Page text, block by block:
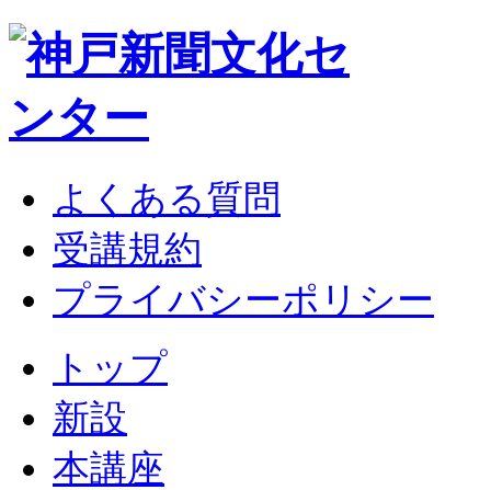
よくある質問
受講規約
プライバシーポリシー
トップ
新設
本講座